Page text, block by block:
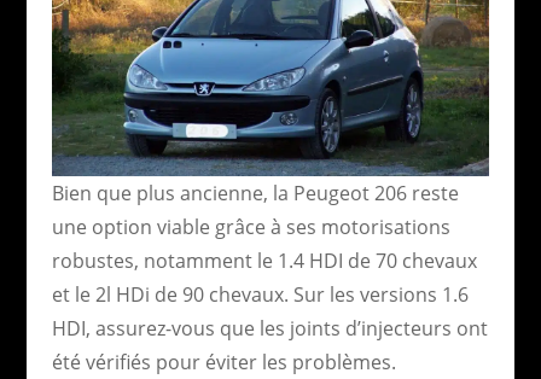
Bien que plus ancienne, la Peugeot 206 reste
une option viable grâce à ses motorisations
robustes, notamment le 1.4 HDI de 70 chevaux
et le 2l HDi de 90 chevaux. Sur les versions 1.6
HDI, assurez-vous que les joints d’injecteurs ont
été vérifiés pour éviter les problèmes.